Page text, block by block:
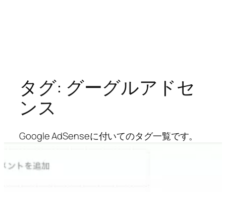
タグ: グーグルアドセ
ンス
Google AdSenseに付いてのタグ一覧です。